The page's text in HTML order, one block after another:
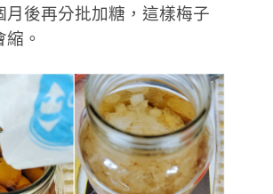
月後再分批加糖，這樣梅子
。